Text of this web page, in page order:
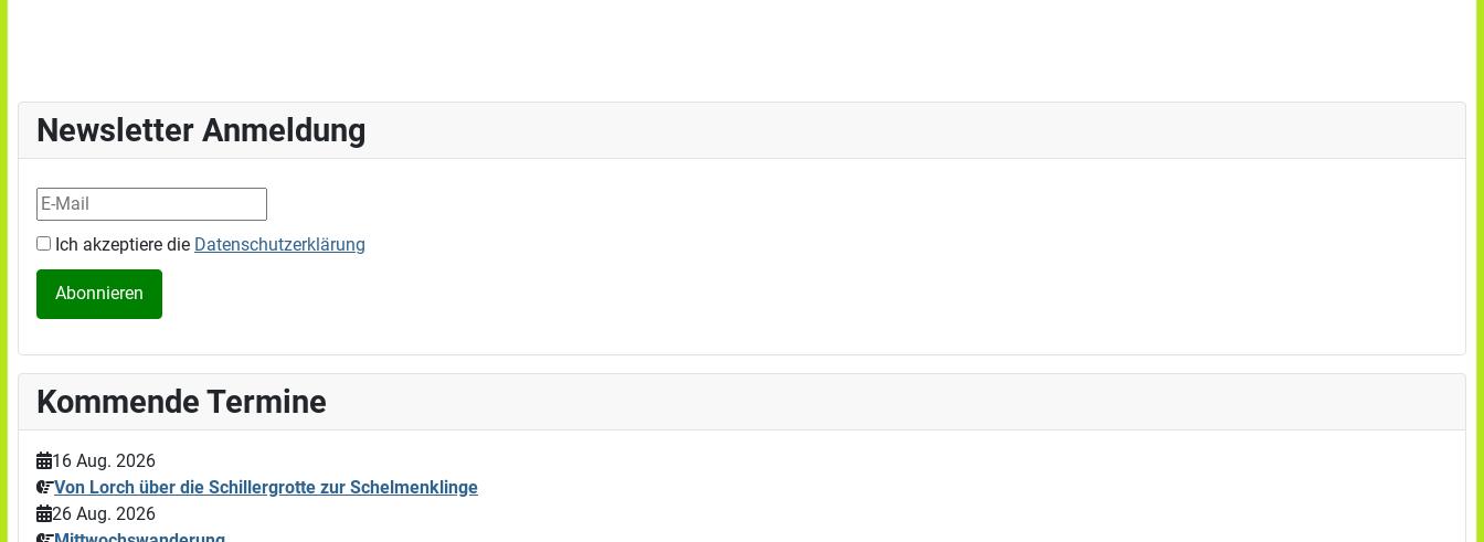
Newsletter Anmeldung
Ich akzeptiere die Datenschutzerklärung
Kommende Termine
16 Aug. 2026
Von Lorch über die Schillergrotte zur Schelmenklinge
26 Aug. 2026